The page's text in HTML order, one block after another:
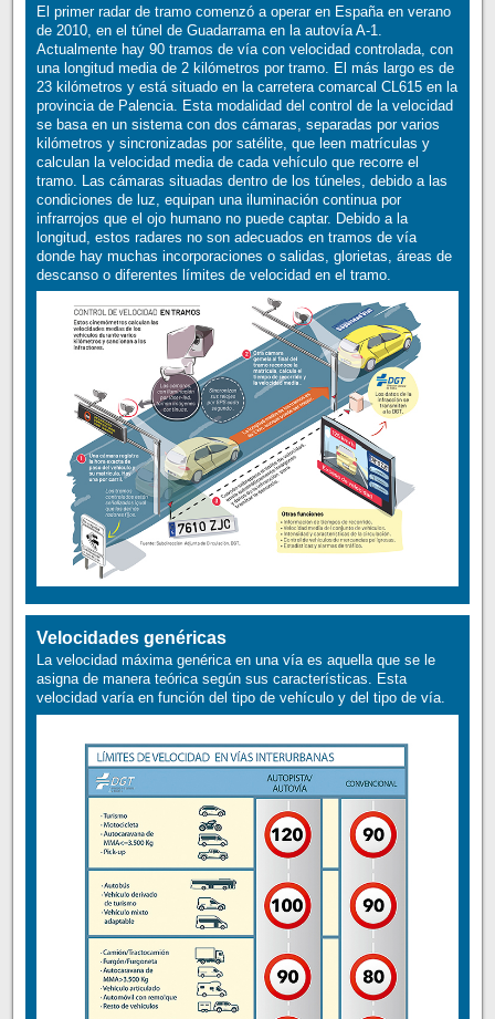
El primer radar de tramo comenzó a operar en España en verano
de 2010, en el túnel de Guadarrama en la autovía A-1.
Actualmente hay 90 tramos de vía con velocidad controlada, con
una longitud media de 2 kilómetros por tramo. El más largo es de
23 kilómetros y está situado en la carretera comarcal CL615 en la
provincia de Palencia. Esta modalidad del control de la velocidad
se basa en un sistema con dos cámaras, separadas por varios
kilómetros y sincronizadas por satélite, que leen matrículas y
calculan la velocidad media de cada vehículo que recorre el
tramo. Las cámaras situadas dentro de los túneles, debido a las
condiciones de luz, equipan una iluminación continua por
infrarrojos que el ojo humano no puede captar. Debido a la
longitud, estos radares no son adecuados en tramos de vía
donde hay muchas incorporaciones o salidas, glorietas, áreas de
descanso o diferentes límites de velocidad en el tramo.
Velocidades genéricas
La velocidad máxima genérica en una vía es aquella que se le
asigna de manera teórica según sus características. Esta
velocidad varía en función del tipo de vehículo y del tipo de vía.